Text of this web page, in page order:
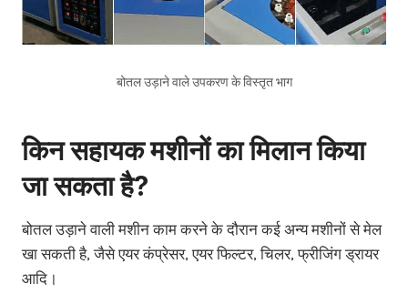
बोतल उड़ाने वाले उपकरण के विस्तृत भाग
किन सहायक मशीनों का मिलान किया
जा सकता है?
बोतल उड़ाने वाली मशीन काम करने के दौरान कई अन्य मशीनों से मेल
खा सकती है, जैसे एयर कंप्रेसर, एयर फिल्टर, चिलर, फ्रीजिंग ड्रायर
आदि।